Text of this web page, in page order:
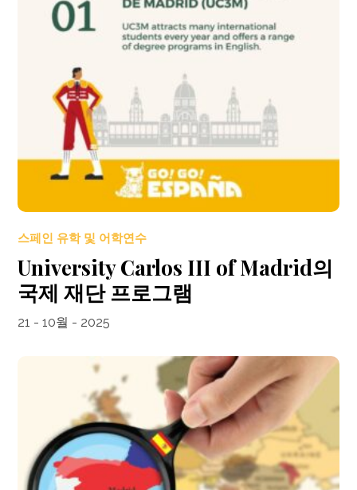
스페인 유학 및 어학연수
University Carlos III of Madrid의
국제 재단 프로그램
21 - 10월 - 2025